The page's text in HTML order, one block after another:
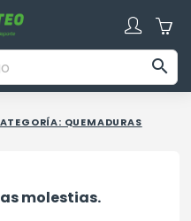

QUEMADURAS
molestias.